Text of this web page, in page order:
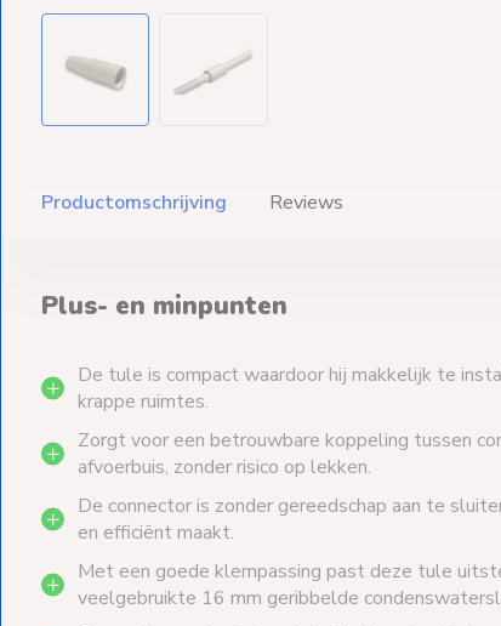
Productomschrijving Reviews
Plus- en minpunten
De tule is compact waardoor hij makkelijk te
krappe ruimtes.
Zorgt voor een betrouwbare koppeling tussen
afvoerbuis, zonder risico op lekken.
De connector is zonder gereedschap aan te
en efficiënt maakt.
Met een goede klempassing past deze tule
veelgebruikte 16 mm geribbelde